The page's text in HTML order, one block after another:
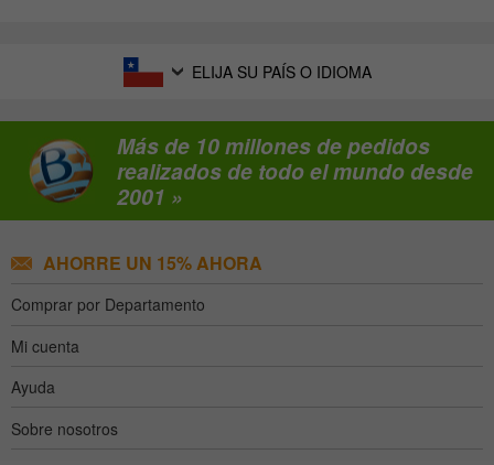
ELIJA SU PAÍS O IDIOMA
Más de 10 millones de pedidos
realizados de todo el mundo desde
2001 »
AHORRE UN 15% AHORA
Comprar por Departamento
Mi cuenta
Ayuda
Sobre nosotros